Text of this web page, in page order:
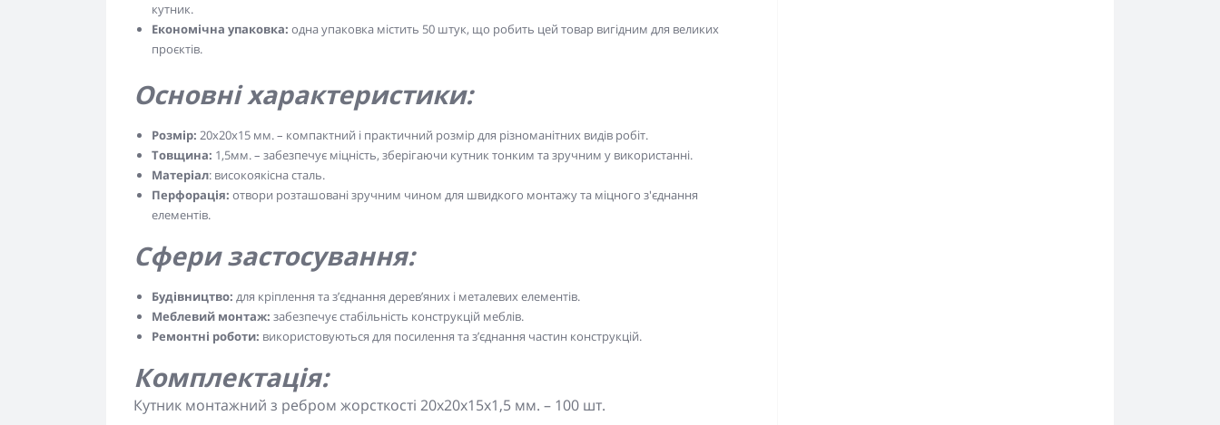
кутник.
Економічна упаковка: одна упаковка містить 50 штук, що робить цей товар вигідним для великих
проєктів.
Основні характеристики:
Розмір: 20x20x15 мм. – компактний і практичний розмір для різноманітних видів робіт.
Товщина: 1,5мм. – забезпечує міцність, зберігаючи кутник тонким та зручним у використанні.
Матеріал: високоякісна сталь.
Перфорація: отвори розташовані зручним чином для швидкого монтажу та міцного з'єднання
елементів.
Сфери застосування:
Будівництво: для кріплення та з’єднання дерев’яних і металевих елементів.
Меблевий монтаж: забезпечує стабільність конструкцій меблів.
Ремонтні роботи: використовуються для посилення та з’єднання частин конструкцій.
Комплектація:
Кутник монтажний з ребром жорсткості 20x20x15x1,5 мм. – 100 шт.